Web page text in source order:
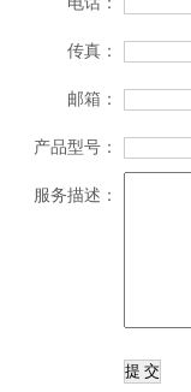
传真：
邮箱：
产品型号：
服务描述：